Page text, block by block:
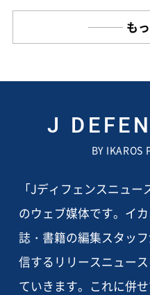
も
J
BY IKAROS
「Jディフェンスニュ
のウェブ媒体です。イ
誌・書籍の編集スタッ
信するリリースニュー
ていきます。これに併